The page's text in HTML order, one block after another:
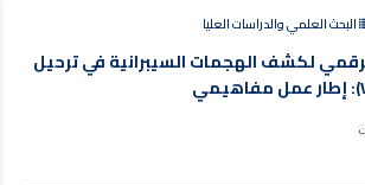
البحث العلمي والدراسات العليا
لكشف الهجمات السيبرانية في ترحيل